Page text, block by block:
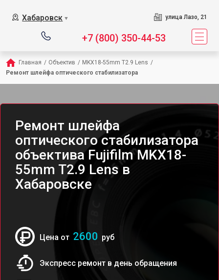
Хабаровск ▼ улица Лазо, 21
+7 (800) 350-44-53
Главная / Объектив / MKX18-55mm T2.9 Lens /
Ремонт шлейфа оптического стабилизатора
Ремонт шлейфа
оптического стабилизатора
объектива Fujifilm MKX18-
55mm T2.9 Lens в
Хабаровске
Цена от 2600 руб
Экспресс ремонт в день обращения